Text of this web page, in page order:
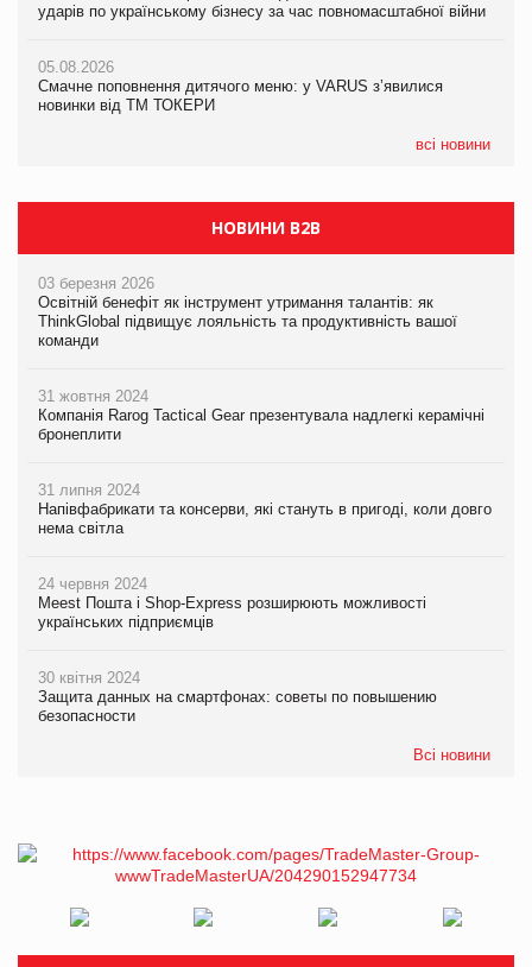
ударів по українському бізнесу за час повномасштабної війни
05.08.2026
Смачне поповнення дитячого меню: у VARUS з’явилися
новинки від ТМ ТОКЕРИ
всі новини
НОВИНИ B2B
03 березня 2026
Освітній бенефіт як інструмент утримання талантів: як
ThinkGlobal підвищує лояльність та продуктивність вашої
команди
31 жовтня 2024
Компанія Rarog Tactical Gear презентувала надлегкі керамічні
бронеплити
31 липня 2024
Напівфабрикати та консерви, які стануть в пригоді, коли довго
нема світла
24 червня 2024
Meest Пошта і Shop-Express розширюють можливості
українських підприємців
30 квітня 2024
Защита данных на смартфонах: советы по повышению
безопасности
Всі новини